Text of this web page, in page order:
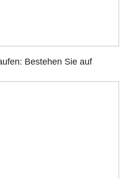
Bestehen Sie auf